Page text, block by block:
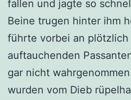
fallen und jagte so
Beine trugen hinter ihm
führte vorbei an plötzlich
auftauchenden
gar nicht
wurden vom Dieb